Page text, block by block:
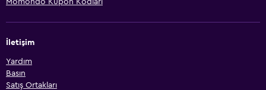
Momondo Kupon Kodları
İletişim
Yardım
Basın
Satış Ortakları